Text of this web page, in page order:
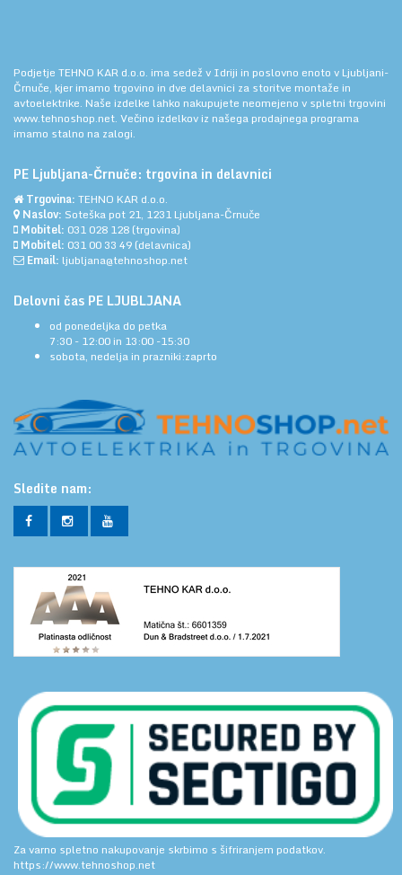
Podjetje TEHNO KAR d.o.o. ima sedež v Idriji in poslovno enoto v Ljubljani-
Črnuče, kjer imamo trgovino in dve delavnici za storitve montaže in
avtoelektrike. Naše izdelke lahko nakupujete neomejeno v spletni trgovini
www.tehnoshop.net. Večino izdelkov iz našega prodajnega programa
imamo stalno na zalogi.
PE Ljubljana-Črnuče: trgovina in delavnici
Trgovina: TEHNO KAR d.o.o.
Naslov: Soteška pot 21, 1231 Ljubljana-Črnuče
Mobitel: 031 028 128 (trgovina)
Mobitel: 031 00 33 49 (delavnica)
Email: ljubljana@tehnoshop.net
Delovni čas PE LJUBLJANA
od ponedeljka do petka
7:30 - 12:00 in 13:00 -15:30
sobota, nedelja in prazniki:zaprto
Sledite nam:
Za varno spletno nakupovanje skrbimo s šifriranjem podatkov.
https://www.tehnoshop.net